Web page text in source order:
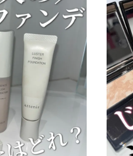
スキンケア
メイクアップ